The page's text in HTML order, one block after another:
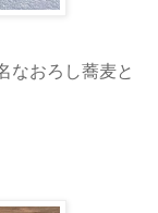
なおろし蕎麦と